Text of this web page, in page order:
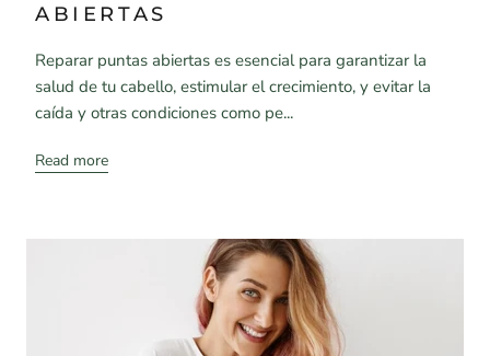
ABIERTAS
Reparar puntas abiertas es esencial para garantizar la
salud de tu cabello, estimular el crecimiento, y evitar la
caída y otras condiciones como pe...
Read more